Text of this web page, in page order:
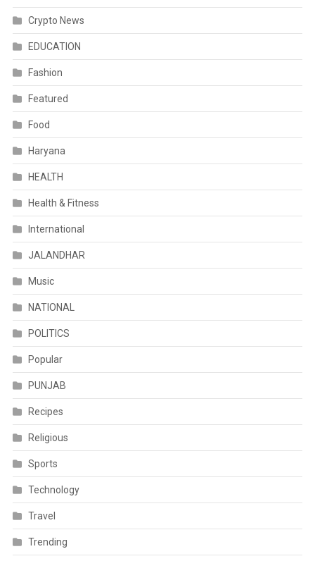
Crypto News
EDUCATION
Fashion
Featured
Food
Haryana
HEALTH
Health & Fitness
International
JALANDHAR
Music
NATIONAL
POLITICS
Popular
PUNJAB
Recipes
Religious
Sports
Technology
Travel
Trending